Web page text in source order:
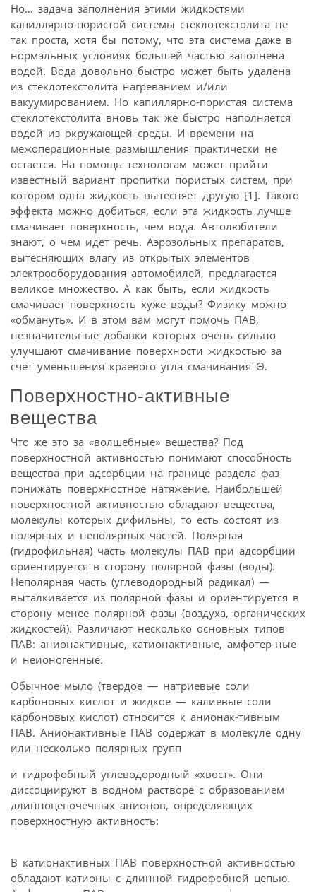
Но… задача заполнения этими жидкостями
капиллярно-пористой системы стеклотекстолита не
так проста, хотя бы потому, что эта система даже в
нормальных условиях большей частью заполнена
водой. Вода довольно быстро может быть удалена
из стеклотекстолита нагреванием и/или
вакуумированием. Но капиллярно-пористая система
стеклотекстолита вновь так же быстро наполняется
водой из окружающей среды. И времени на
межоперационные размышления практически не
остается. На помощь технологам может прийти
известный вариант пропитки пористых систем, при
котором одна жидкость вытесняет другую [1]. Такого
эффекта можно добиться, если эта жидкость лучше
смачивает поверхность, чем вода. Автолюбители
знают, о чем идет речь. Аэрозольных препаратов,
вытесняющих влагу из открытых элементов
электрооборудования автомобилей, предлагается
великое множество. А как быть, если жидкость
смачивает поверхность хуже воды? Физику можно
«обмануть». И в этом вам могут помочь ПАВ,
незначительные добавки которых очень сильно
улучшают смачивание поверхности жидкостью за
счет уменьшения краевого угла смачивания Θ.
Поверхностно-активные
вещества
Что же это за «волшебные» вещества? Под
поверхностной активностью понимают способность
вещества при адсорбции на границе раздела фаз
понижать поверхностное натяжение. Наибольшей
поверхностной активностью обладают вещества,
молекулы которых дифильны, то есть состоят из
полярных и неполярных частей. Полярная
(гидрофильная) часть молекулы ПАВ при адсорбции
ориентируется в сторону полярной фазы (воды).
Неполярная часть (углеводородный радикал) —
выталкивается из полярной фазы и ориентируется в
сторону менее полярной фазы (воздуха, органических
жидкостей). Различают несколько основных типов
ПАВ: анионактивные, катионактивные, амфотер-ные
и неионогенные.
Обычное мыло (твердое — натриевые соли
карбоновых кислот и жидкое — калиевые соли
карбоновых кислот) относится к анионак-тивным
ПАВ. Анионактивные ПАВ содержат в молекуле одну
или несколько полярных групп
и гидрофобный углеводородный «хвост». Они
диссоциируют в водном растворе с образованием
длинноцепочечных анионов, определяющих
поверхностную активность:
В катионактивных ПАВ поверхностной активностью
обладают катионы с длинной гидрофобной цепью.